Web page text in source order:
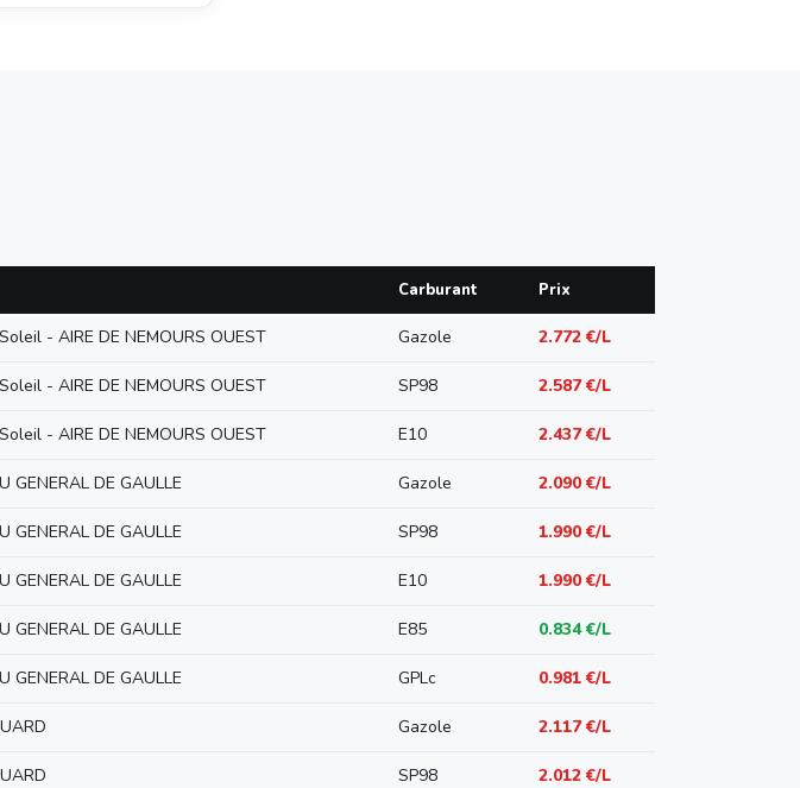
Carburant Prix
- AIRE DE NEMOURS OUEST Gazole 2.772 €/L
- AIRE DE NEMOURS OUEST SP98 2.587 €/L
- AIRE DE NEMOURS OUEST E10 2.437 €/L
GENERAL DE GAULLE Gazole 2.090 €/L
GENERAL DE GAULLE SP98 1.990 €/L
GENERAL DE GAULLE E10 1.990 €/L
GENERAL DE GAULLE E85 0.834 €/L
GENERAL DE GAULLE GPLc 0.981 €/L
Gazole 2.117 €/L
SP98 2.012 €/L